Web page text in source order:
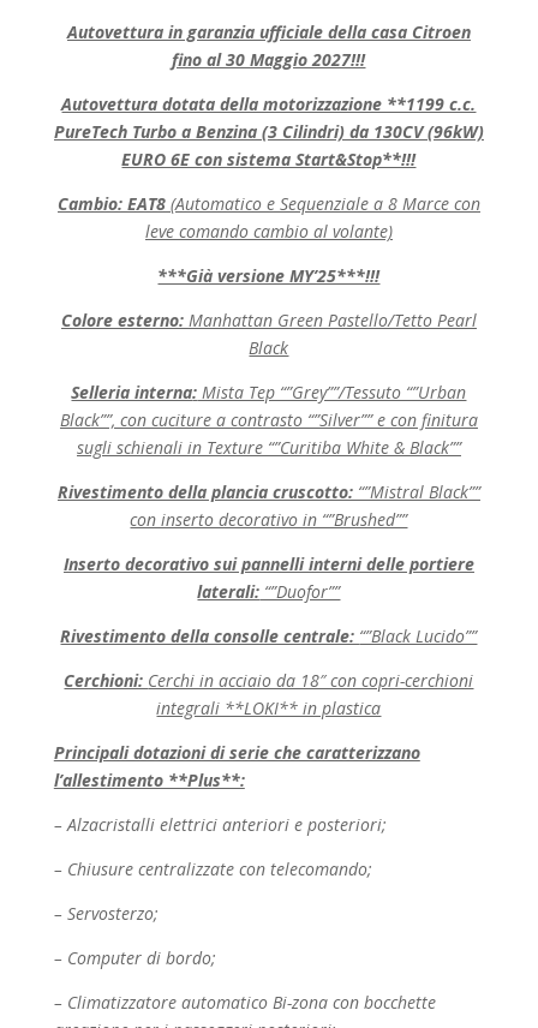
Autovettura in garanzia ufficiale della casa Citroen
fino al 30 Maggio 2027!!!
Autovettura dotata della motorizzazione **1199 c.c.
PureTech Turbo a Benzina (3 Cilindri) da 130CV (96kW)
EURO 6E con sistema Start&Stop**!!!
Cambio: EAT8(Automatico e Sequenziale a 8 Marce con
leve comando cambio al volante)
***Già versione MY’25***!!!
Colore esterno: Manhattan Green Pastello/Tetto Pearl
Black
Selleria interna: Mista Tep “”Grey””/Tessuto “”Urban
Black””, con cuciture a contrasto “”Silver”” e con finitura
sugli schienali in Texture “”Curitiba White & Black””
Rivestimento della plancia cruscotto:“”Mistral Black””
con inserto decorativo in “”Brushed””
Inserto decorativo sui pannelli interni delle portiere
laterali: “”Duofor””
Rivestimento della consolle centrale: “”Black Lucido””
Cerchioni: Cerchi in acciaio da 18″ con copri-cerchioni
integrali **LOKI** in plastica
Principali dotazioni di serie che caratterizzano
l’allestimento **Plus**:
– Alzacristalli elettrici anteriori e posteriori;
– Chiusure centralizzate con telecomando;
– Servosterzo;
– Computer di bordo;
– Climatizzatore automatico Bi-zona con bocchette